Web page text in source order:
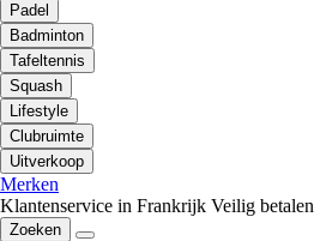
Padel
Badminton
Tafeltennis
Squash
Lifestyle
Clubruimte
Uitverkoop
Merken
Klantenservice in Frankrijk Veilig betalen
Zoeken